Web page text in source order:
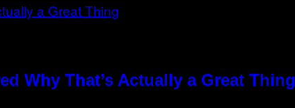
Why That’s Actually a Great Thing